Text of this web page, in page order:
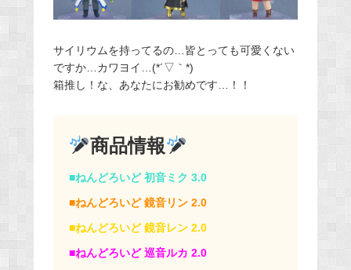
サイリウムを持ってるの…皆とっても可愛くない
ですか…カワヨイ…(*´▽｀*)
箱推し！な、あなたにお勧めです…！！
商品情報
■ねんどろいど 初音ミク 3.0
■ねんどろいど 鏡音リン 2.0
■ねんどろいど 鏡音レン 2.0
■ねんどろいど 巡音ルカ 2.0